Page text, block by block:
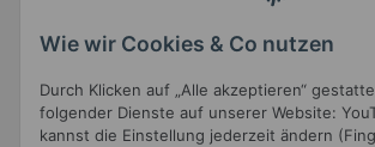
Wie wir Cookies & Co nutzen
Durch Klicken auf „Alle akzeptieren“
folgender Dienste auf unserer Website:
kannst die Einstellung jederzeit ändern